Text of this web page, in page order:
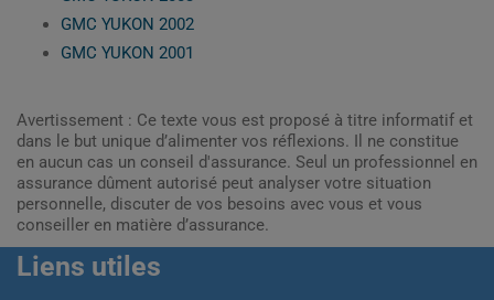
GMC YUKON 2002
GMC YUKON 2001
Avertissement : Ce texte vous est proposé à titre informatif et
dans le but unique d’alimenter vos réflexions. Il ne constitue
en aucun cas un conseil d'assurance. Seul un professionnel en
assurance dûment autorisé peut analyser votre situation
personnelle, discuter de vos besoins avec vous et vous
conseiller en matière d’assurance.
Liens utiles